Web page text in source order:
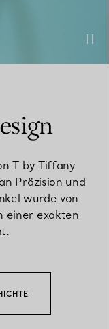
T by Tiffany
Präzision und
wurde von
einer exakten